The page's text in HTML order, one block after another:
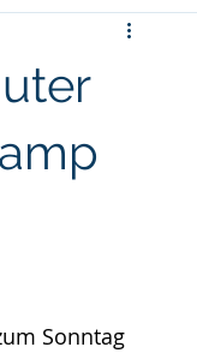
Sonntag